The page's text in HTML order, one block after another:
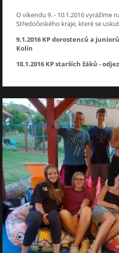
O víkendu 9. - 10.1.2016 vyrážíme
Středočeského kraje, které se
9.1.2016 KP dorostenců a
Kolín
10.1.2016 KP starších žáků -